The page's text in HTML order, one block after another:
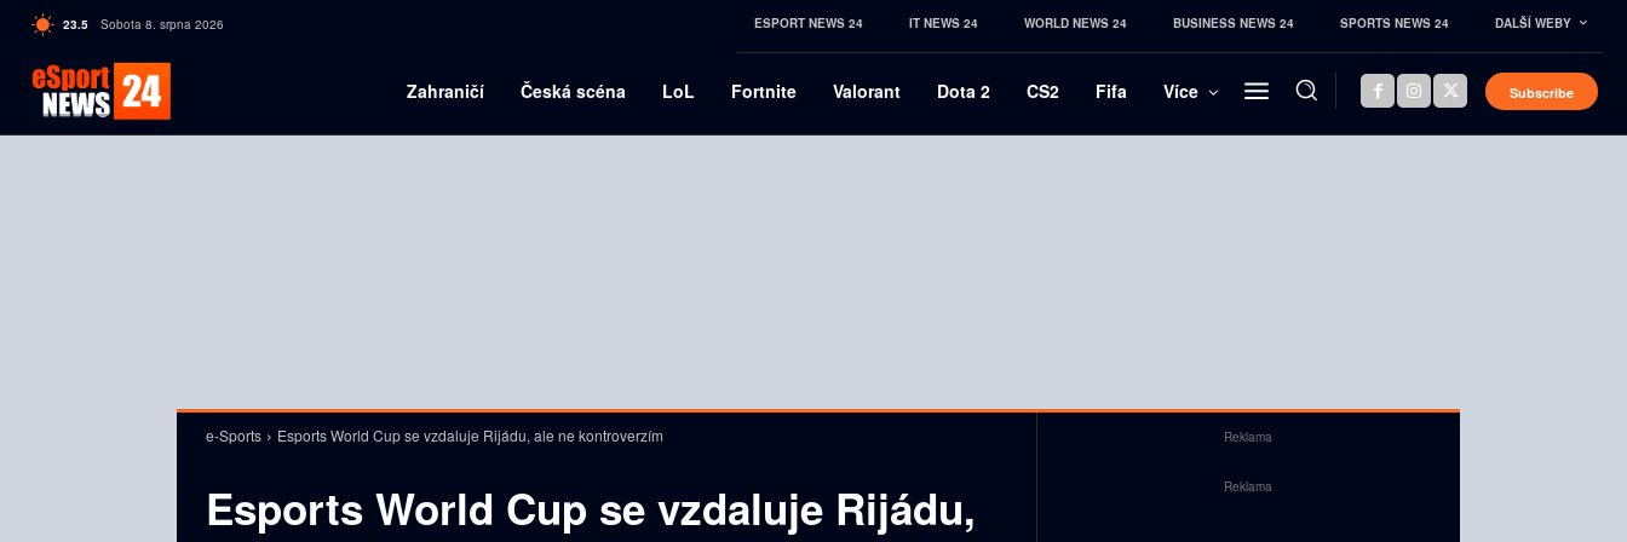
23.5 C Czech
Sobota 8. srpna 2026 ESPORT NEWS 24 IT NEWS 24 WORLD NEWS 24 BUSINESS NEWS 24 SPORTS NEWS 24 DALŠÍ WEBY
Zahraničí Česká scéna LoL Fortnite Valorant Dota 2 CS2 Fifa Více Subscribe
e-Sports Esports World Cup se vzdaluje Rijádu, ale ne kontroverzím
Esports World Cup se vzdaluje Rijádu,
Reklama
Reklama